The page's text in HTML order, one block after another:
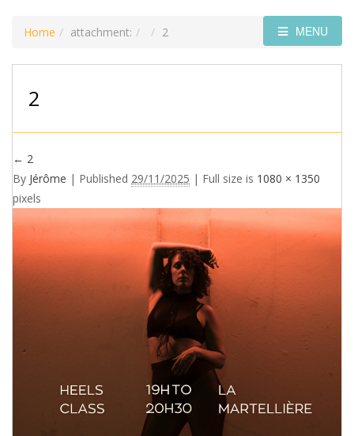
MENU
Home attachment: 2
2
← 2
By Jérôme | Published 29/11/2025 | Full size is 1080 × 1350
pixels